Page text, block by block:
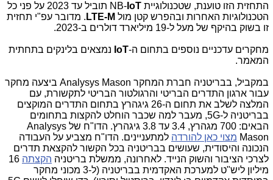
התחזית הזו טוענת, שטכנולוגיית NB- IoT
תוביל עד 2023 על פני כל
הטכנולוגיות האחרות ובהפרש קטן מול LTE-M . מדובר עפ"י תחזית
זו בשוק בהיקף של מעל ל-19 מיליארד דולרים ב-2023.
מחקרים עדכניים נוספים בתחום ה-IoT נמצאים בלינקים בתחתית
המאמר.
במקביל, בבריטניה חברת המחקר Analysys Mason ביצעה מחקר
עבור ארגון התדרים הבריטי והרגולטור הבריטי לתקשורת, עם
המלצה לשלב את תחום ה-26 גיגהרץ בתחום התדרים המוקצים
בבריטניה ל-5G, מעבר למה שכבר הוחלט להקצות בתחומים
הבאים: 700 מגהרץ, 3.4 עד 3.8 גיגהרץ. הדו"ח של Analysys
Mason מצוי כאן להורדה למתעניינים. הדו"ח מצביע על העבודה
הנכונה והיסודית, שעושים בבריטניה בכל הקשור להקצאת תדרים
לצרכי הציבור והשוק הנייד. לאחרונה, ממשלת בריטניה הקצתה 16
מיליון ליש"ט למערכת האקדמית בבריטניה (ל-3 מכוני מחקר